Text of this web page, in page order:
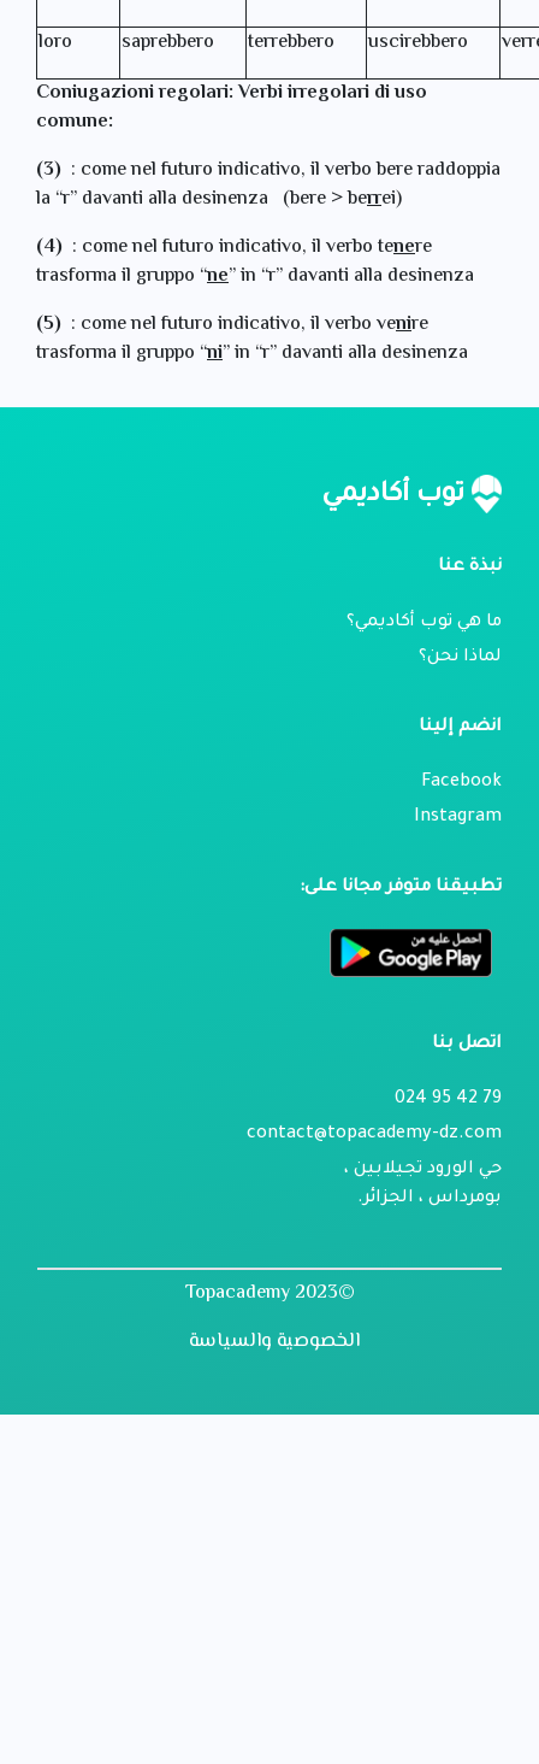
loro
saprebbero terrebbero uscirebbero
Coniugazioni regolari: Verbi irregolari di uso
comune:
(3) : come nel futuro indicativo, il verbo bere raddoppia
la “r” davanti alla desinenza (bere > berrei)
(4) : come nel futuro indicativo, il verbo tenere
trasforma il gruppo “ne” in “r” davanti alla desinenza
(5) : come nel futuro indicativo, il verbo venire
trasforma il gruppo “ni” in “r” davanti alla desinenza
توب أكاديمي
نبذة عنا
ما هي توب أكاديمي؟
لماذا نحن؟
انضم إلينا
Facebook
Instagram
تطبيقنا متوفر مجانا على:
اتصل بنا
79 42 95 024
contact@topacademy-dz.com
حي الورود تجيلابين ،
بومرداس ، الجزائر.
©2023 Topacademy
الخصوصية والسياسة